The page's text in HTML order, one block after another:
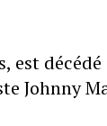
est
Johnny